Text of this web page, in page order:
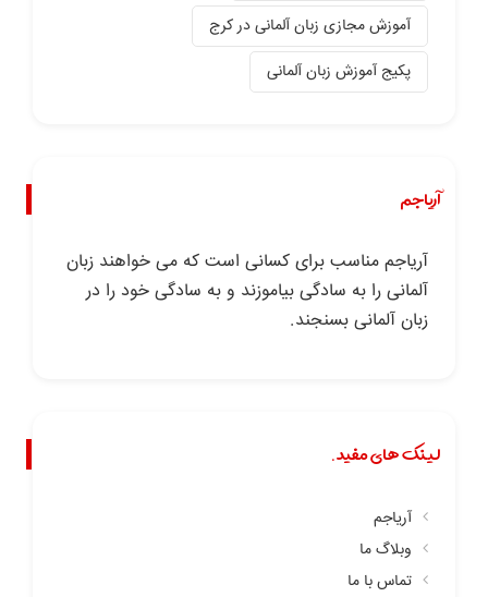
آموزش مجازی زبان آلمانی در کرج
پکیج آموزش زبان آلمانی
آریاجم
آریاجم مناسب برای کسانی است که می خواهند زبان
آلمانی را به سادگی بیاموزند و به سادگی خود را در
زبان آلمانی بسنجند.
لینک های مفید.
آریاجم
وبلاگ ما
تماس با ما